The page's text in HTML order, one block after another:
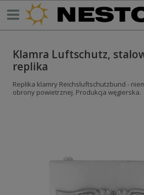
Klamra Luftschutz,
replika
Replika klamry Reichsluftschutzbund -
obrony powietrznej. Produkcja węgierska.